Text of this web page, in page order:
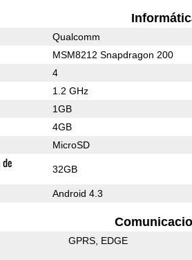
Qualcomm
MSM8212 Snapdragon 200
4
1.2 GHz
1GB
4GB
MicroSD
32GB
Android 4.3
GPRS EDGE